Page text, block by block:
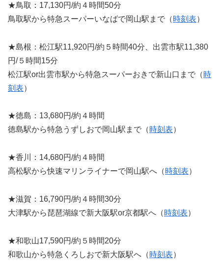
★鳥取：17,130円/約４時間50分
鳥取駅から特急スーパーいなばで岡山駅まで（時刻表）
★島根：松江駅11,920円/約５時間40分、出雲市駅11,380
円/５時間15分
松江駅or出雲市駅から特急スーパーおきで新山口まで（時
刻表）
★徳島：13,680円/約４時間
徳島駅から特急うずしおで岡山駅まで（時刻表）
★香川：14,680円/約４時間
高松駅から快速マリンライナーで岡山駅へ（時刻表）
★滋賀：16,790円/約４時間30分
大津駅から琵琶湖線で新大阪駅or京都駅へ（時刻表）
★和歌山17,590円/約５時間20分
和歌山から特急くろしおで新大阪駅へ（時刻表）